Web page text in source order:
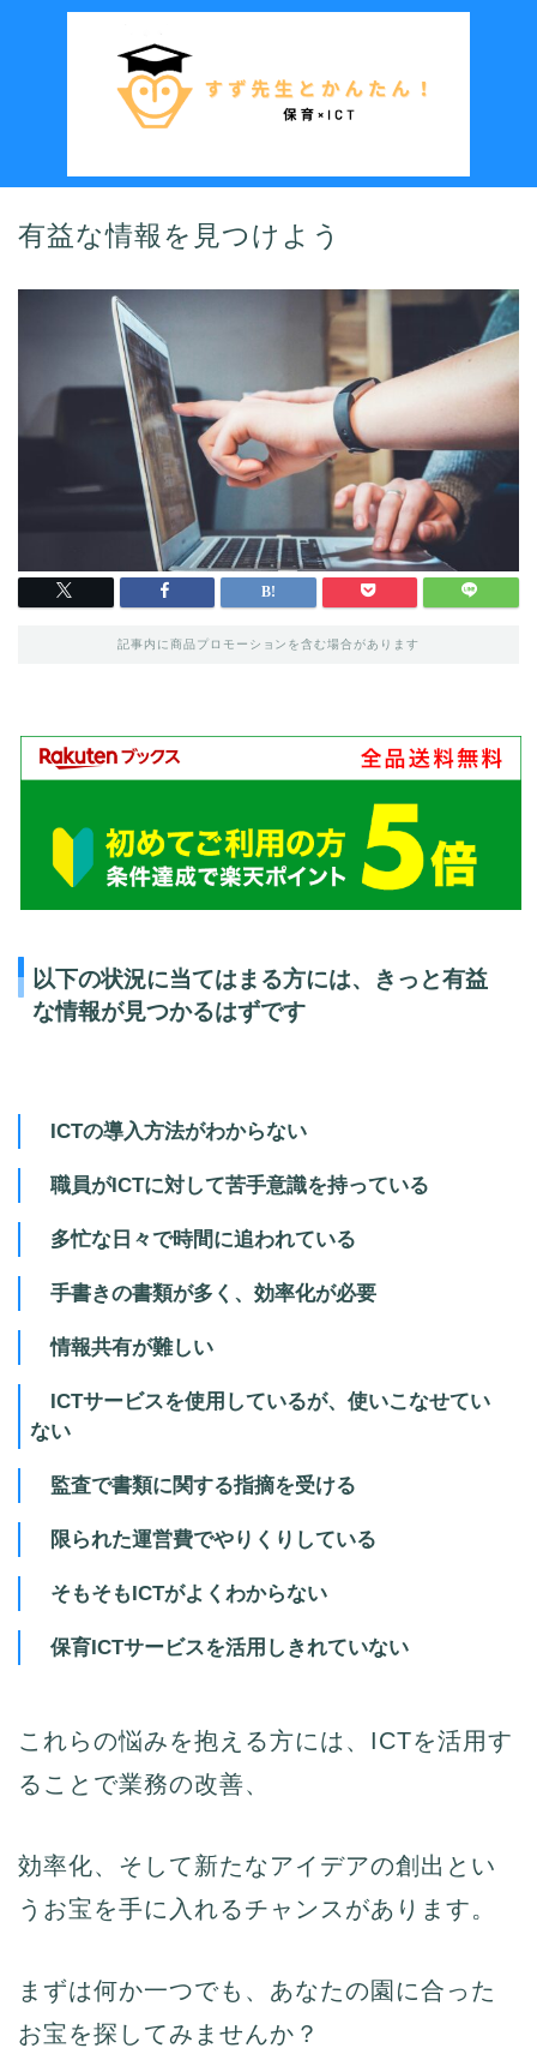
有益な情報を見つけよう
記事内に商品プロモーションを含む場合があります
以下の状況に当てはまる方には、きっと有益
な情報が見つかるはずです
ICTの導入方法がわからない
職員がICTに対して苦手意識を持っている
多忙な日々で時間に追われている
手書きの書類が多く、効率化が必要
情報共有が難しい
ICTサービスを使用しているが、使いこなせてい
ない
監査で書類に関する指摘を受ける
限られた運営費でやりくりしている
そもそもICTがよくわからない
保育ICTサービスを活用しきれていない
これらの悩みを抱える方には、ICTを活用す
ることで業務の改善、
効率化、そして新たなアイデアの創出とい
うお宝を手に入れるチャンスがあります。
まずは何か一つでも、あなたの園に合った
お宝を探してみませんか？